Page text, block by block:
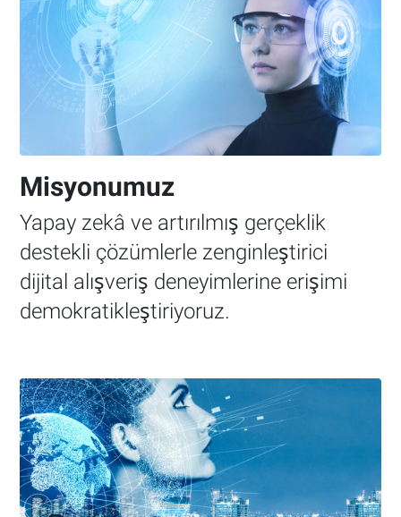
Misyonumuz
Yapay zekâ ve artırılmış gerçeklik
destekli çözümlerle zenginleştirici
dijital alışveriş deneyimlerine erişimi
demokratikleştiriyoruz.